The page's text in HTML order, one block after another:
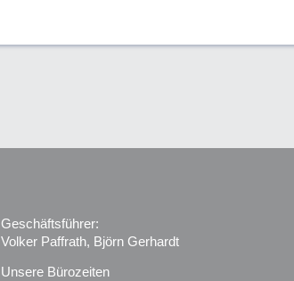
Geschäftsführer:
Volker Paffrath, Björn Gerhardt
Unsere Bürozeiten